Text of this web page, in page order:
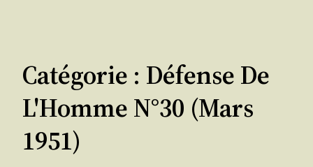
Catégorie : Défense De
L'Homme N°30 (mars
1951)